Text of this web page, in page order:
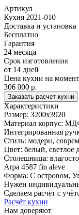
Артикул
Кухня 2021-010
Доставка и установка
Бесплатно
Гарантия
24 месяца
Срок изготовления
от 14 дней
Цена кухни на
306 000 р.
Заказать расчет кухни
Характеристики
Размер: 3200x3920
Материал корпус:
Интегрированная
Стиль: модерн,
Цвет: белый, светлое
Столешница:
Arpa 4587 fin aleve
Форма: С островом,
Нужен
Сделаем расчёт с
Расчёт кухни
Нам доверяют